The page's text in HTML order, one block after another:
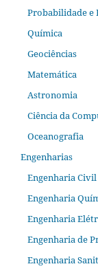
Probabilidade e
Química
Geociências
Matemática
Astronomia
Ciência da
Oceanografia
Engenharias
Engenharia Civil
Engenharia
Engenharia
Engenharia de
Engenharia